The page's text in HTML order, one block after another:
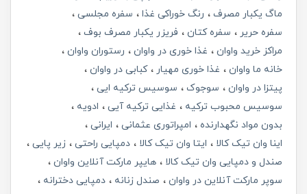
ماگ یکبار مصرف
رنگ خوراکی غذا
سفره مجلسی
سفره حریر
سفره کتان
فریزر یکبار مصرف بوف
مراکز خرید واوان
غذا خوری در واوان
رستوران واوان
خانه ما واوان
غذا خوری مهیار
کبابی در واوان
پیتزا در واوان
سوجوک
سوسیس ترکیه ایی
سوسیس محبوب ترکیه
غذایی ترکیه آیی
ادویه
بدون مواد نگهدارنده
امپراتوری عثمانی
ایرانی
اینا وان تیک کالا
ایتا وان تیک کالا دمپایی راحتی
زیر پایی
صندل و دمپایی وان تیک کالا
هایپر مارکت آنلاین واوان
سوپر مارکت آنلاین در واوان
صندل زنانه
دمپایی دخترانه